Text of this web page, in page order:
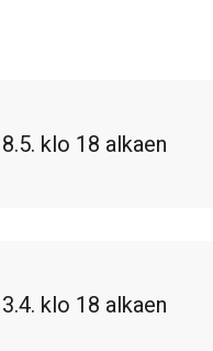
klo 18 alkaen
klo 18 alkaen